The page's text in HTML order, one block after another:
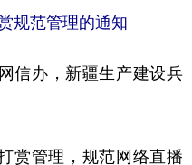
量子 体育
健康 军事
规范管理的通知
信办，新疆生产建设兵
管理，规范网络直播